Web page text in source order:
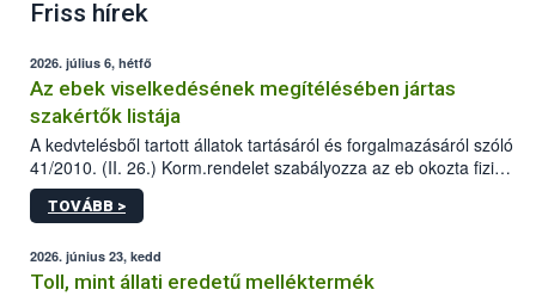
Friss hírek
2026. július 6, hétfő
Az ebek viselkedésének megítélésében jártas
szakértők listája
A kedvtelésből tartott állatok tartásáról és forgalmazásáról szóló
41/2010. (II. 26.) Korm.rendelet szabályozza az eb okozta fizikai
sérülés, illetve ennek veszélye keletkezésekor felmerülő
hatósági feladatokat, valamint a veszélyes eb tartását és annak
vonni az ebek viselkedésének megítélésében jártas szakértőt.
TOVÁBB >
2026. június 23, kedd
Toll, mint állati eredetű melléktermék